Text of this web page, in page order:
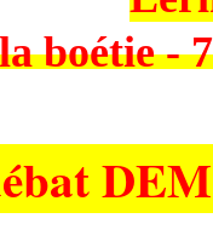
boétie -